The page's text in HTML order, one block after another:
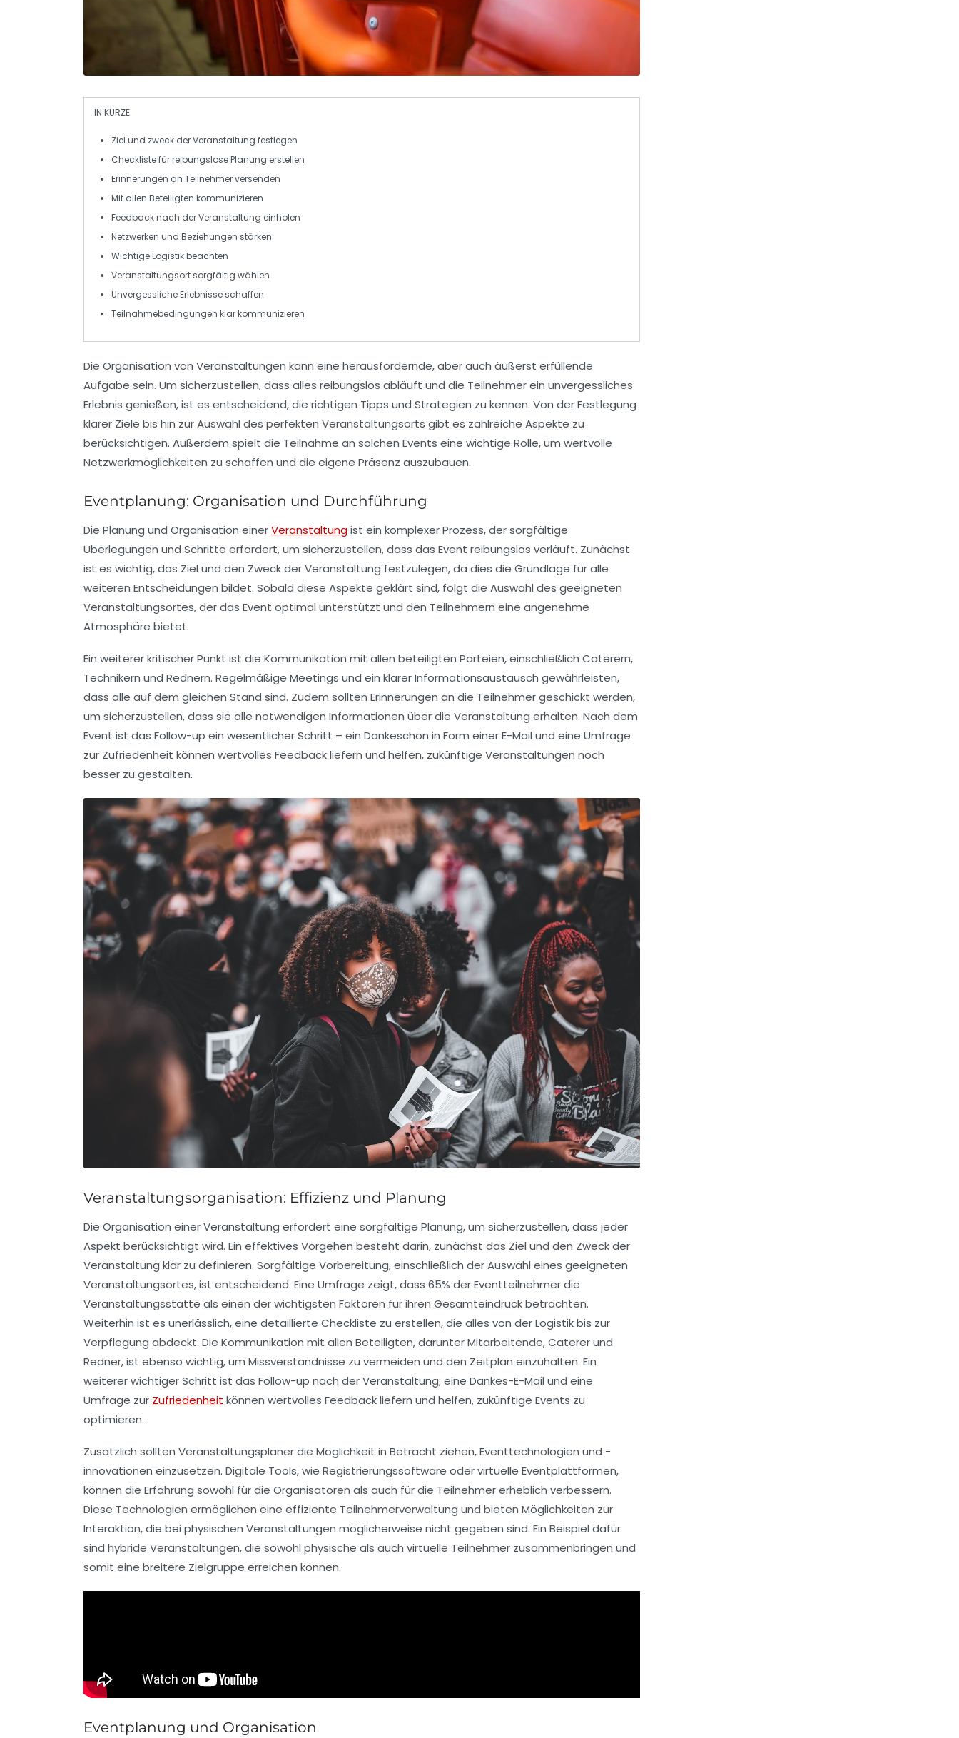
IN KÜRZE
Ziel und zweck der Veranstaltung festlegen
Checkliste fürreibungslose Planung erstellen
Erinnerungen an Teilnehmer versenden
Mit allen Beteiligten kommunizieren
Feedbacknach der Veranstaltung einholen
Netzwerken und Beziehungen stärken
WichtigeLogistikbeachten
Veranstaltungsort sorgfältig wählen
UnvergesslicheErlebnisse schaffen
Teilnahmebedingungen klarkommunizieren
Die Organisation von Veranstaltungen kann eine herausfordernde, aber auch äußerst erfüllende
Aufgabe sein. Um sicherzustellen, dass alles reibungslos abläuft und die Teilnehmer ein unvergessliches
Erlebnis genießen, ist es entscheidend, die richtigen Tipps und Strategien zu kennen. Von der Festlegung
klarer Ziele bis hin zur Auswahl des perfekten Veranstaltungsorts gibt es zahlreiche Aspekte zu
berücksichtigen. Außerdem spielt die Teilnahme an solchen Events eine wichtige Rolle, um wertvolle
Netzwerkmöglichkeiten zu schaffen und die eigene Präsenz auszubauen.
Eventplanung: Organisation und Durchführung
Die Planung und Organisation einerVeranstaltungist ein komplexer Prozess, der sorgfältige
Überlegungen und Schritte erfordert, um sicherzustellen, dass das Event reibungslos verläuft. Zunächst
ist es wichtig, das Ziel und den Zweckder Veranstaltung festzulegen, da dies die Grundlage für alle
weiteren Entscheidungen bildet. Sobald diese Aspekte geklärt sind, folgt die Auswahl des geeigneten
Veranstaltungsortes, der das Event optimal unterstützt und den Teilnehmern eine angenehme
Atmosphäre bietet.
Ein weiterer kritischer Punkt ist die Kommunikation mit allen beteiligten Parteien, einschließlich Caterern,
Technikern und Rednern. Regelmäßige Meetings und ein klarer Informationsaustausch gewährleisten,
dass alle auf dem gleichen Stand sind. Zudem sollten Erinnerungen an die Teilnehmer geschickt werden,
um sicherzustellen, dass sie alle notwendigen Informationen über die Veranstaltung erhalten. Nach dem
Event ist das Follow-up ein wesentlicher Schritt – ein Dankeschön in Form einerE-Mail und eine Umfrage
zur Zufriedenheit können wertvolles Feedback liefern und helfen, zukünftige Veranstaltungen noch
besser zu gestalten.
Veranstaltungsorganisation: Effizienz und Planung
Die Organisation einer Veranstaltung erfordert eine sorgfältige Planung, um sicherzustellen, dass jeder
Aspekt berücksichtigt wird. Ein effektives Vorgehen besteht darin, zunächst das Ziel und den Zweckder
Veranstaltung klar zu definieren. Sorgfältige Vorbereitung, einschließlich der Auswahl eines geeigneten
Veranstaltungsortes, ist entscheidend. Eine Umfrage zeigt, dass 65% der Eventteilnehmer die
Veranstaltungsstätte als einen der wichtigsten Faktoren für ihren Gesamteindruck betrachten.
Weiterhin ist es unerlässlich, eine detaillierte Checkliste zu erstellen, die alles von der Logistik bis zur
Verpflegung abdeckt. Die Kommunikation mit allen Beteiligten, darunter Mitarbeitende, Caterer und
Redner, ist ebenso wichtig, um Missverständnisse zu vermeiden und den Zeitplan einzuhalten. Ein
weiterer wichtiger Schritt ist das Follow-up nach der Veranstaltung; eine Dankes-E-Mail und eine
Umfrage zur Zufriedenheit können wertvolles Feedback liefern und helfen, zukünftige Events zu
optimieren.
Zusätzlich sollten Veranstaltungsplaner die Möglichkeit in Betracht ziehen, Eventtechnologien und -
innovationen einzusetzen. Digitale Tools, wie Registrierungssoftware oder virtuelle Eventplattformen,
können die Erfahrung sowohl für die Organisatoren als auch für die Teilnehmer erheblich verbessern.
Diese Technologien ermöglichen eine effiziente Teilnehmerverwaltung und bieten Möglichkeiten zur
Interaktion, die bei physischen Veranstaltungen möglicherweise nicht gegeben sind. Ein Beispiel dafür
sind hybride Veranstaltungen, die sowohl physische als auch virtuelle Teilnehmer zusammenbringen und
somit eine breitere Zielgruppe erreichen können.
Eventplanung und Organisation